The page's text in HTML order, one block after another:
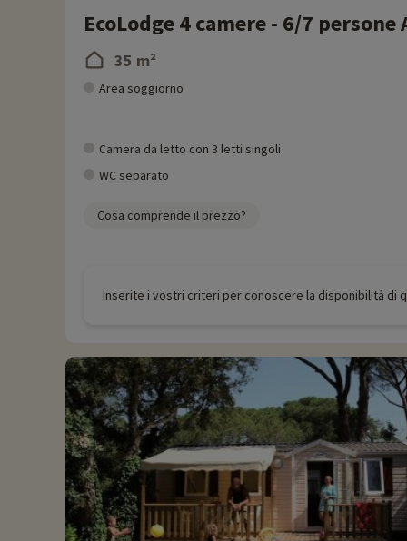
EcoLodge 4 camere - 6/7
35 m²
Area soggiorno
Camera da letto con 3 letti singoli
WC separato
Cosa comprende il prezzo?
Inserite i vostri criteri per conoscere la disponibilità di